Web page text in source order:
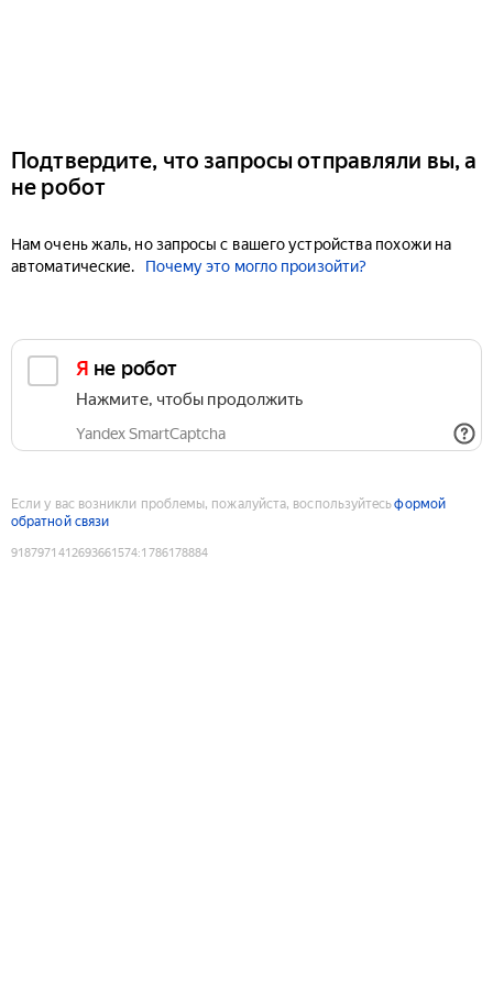
Подтвердите, что запросы отправляли вы, а
не робот
Нам очень жаль, но запросы с вашего устройства похожи на
автоматические.
Почему это могло произойти?
Я не робот
Нажмите, чтобы продолжить
Yandex SmartCaptcha
Если у вас возникли проблемы, пожалуйста, воспользуйтесьформой
обратной связи
9187971412693661574:1786178884